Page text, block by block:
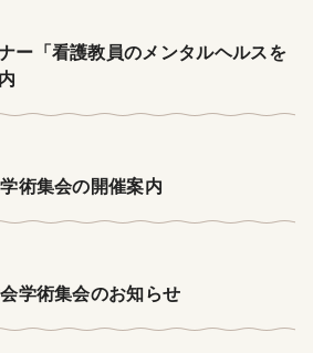
ー「看護教員のメンタルヘルスを
術集会の開催案内
学術集会のお知らせ